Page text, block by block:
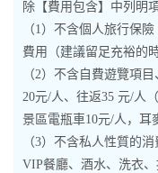
除【費用包含】中列明
（1）不含個人旅行保
費用（建議留足充裕的
（2）不含自費遊覽項
20元/人、往返35 元/人
景區電瓶車10元/人，耳
（3）不含私人性質的
VIP餐廳、酒水、洗衣